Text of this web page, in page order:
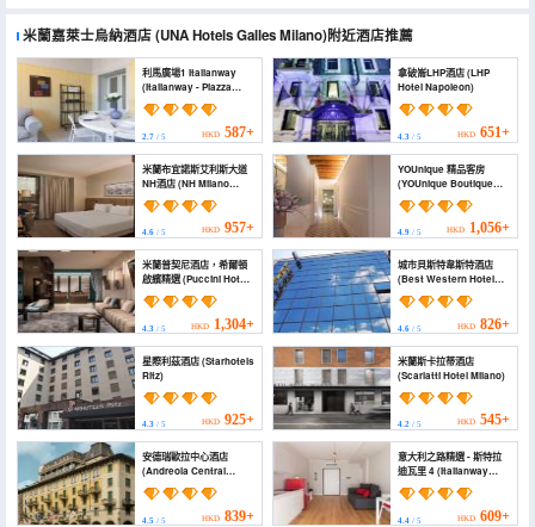
米蘭嘉萊士烏納酒店(UNA Hotels Galles Milano)附近酒店推薦
利馬廣場1 Italianway
(Italianway - Piazza
Lima 1)
2.7 / 5 HKD 587+
拿破崙LHP酒店 (LHP
Hotel Napoleon)
4.3/ 5 HKD 651+
米蘭布宜諾斯艾利斯大道
NH酒店 (NH Milano
Corso Buenos Aires)
4.6 / 5 HKD 957+
YOUnique 精品客房
(YOUnique Boutique
Rooms)
4.9/ 5 HKD 1,056+
米蘭普契尼酒店，希爾頓
啟繽精選 (Puccini Hotel
Milan, Tapestry
Collection by Hilton)
4.3 / 5 HKD 1,304+
城市貝斯特韋斯特酒店
(Best Western Hotel
City)
4.6/ 5 HKD 826+
星際利茲酒店 (Starhotels
Ritz)
4.3 / 5 HKD 925+
米蘭斯卡拉蒂酒店
(Scarlatti Hotel Milano)
4.2/ 5 HKD 545+
安德瑞歐拉中心酒店
(Andreola Central
Hotel)
4.5 / 5 HKD 839+
意大利之路精選 - 斯特拉
迪瓦里 4 (Italianway
Collection - Stradivari
4)
4.4/ 5 HKD 609+